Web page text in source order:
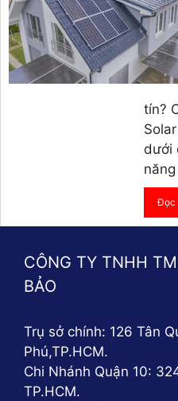
tín?
dưới
Đọc
CÔNG TY TNHH
BẢO
Trụ sở chính: 126 Tân
Phú,TP.HCM.
Chi Nhánh Quận 10:
TP.HCM.